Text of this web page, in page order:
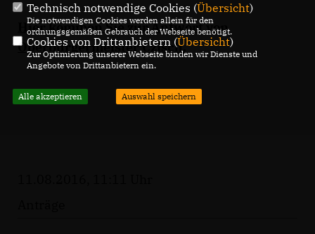
Hier kommen Sie zur Antwort von
Oberbürgermeister Czisch.
Technisch notwendige Cookies (Übersicht)
Die notwendigen Cookies werden allein für den
ordnungsgemäßen Gebrauch der Webseite benötigt.
Cookies von Drittanbietern (Übersicht)
Zur Optimierung unserer Webseite binden wir Dienste und
Angebote von Drittanbietern ein.
Alle akzeptieren Auswahl speichern